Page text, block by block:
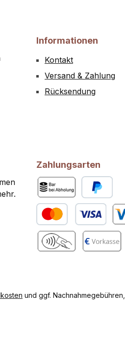
Informationen
Kontakt
Versand & Zahlung
Rücksendung
Zahlungsarten
Bar bei Abholung
PayPal
Kredit- oder Debitkarte
und ggf.